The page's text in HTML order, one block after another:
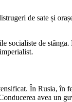
de sate și
socialiste de
În Rusia, în
avea un